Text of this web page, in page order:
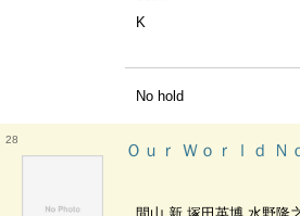
K
No hold
28
Ｏｕｒ Ｗｏｒｌｄ Ｎｏｗ ｗｉｔｈ